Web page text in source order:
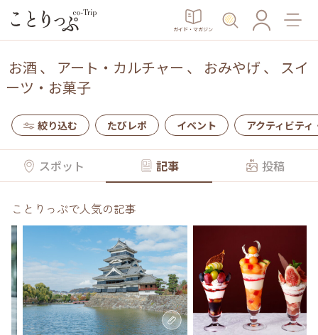
ガイド・マガジン
お酒 、 アート・カルチャー 、 おみやげ 、 スイ
ーツ・お菓子
絞り込む たびレポ イベント アクティビティ
スポット 記事 投稿
ことりっぷで人気の記事